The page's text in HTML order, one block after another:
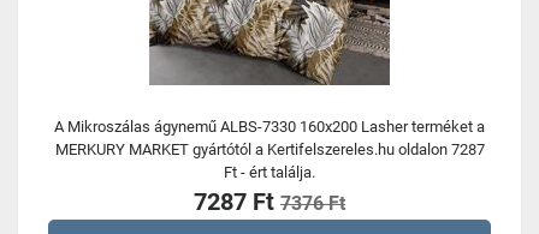
A Mikroszálas ágynemű ALBS-7330 160x200 Lasher terméket a
MERKURY MARKET gyártótól a Kertifelszereles.hu oldalon 7287
Ft - ért találja.
7287 Ft 7376 Ft